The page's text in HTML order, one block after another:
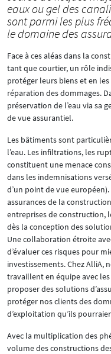
eaux ou gel des
sont parmi les plus
le domaine des
Face à ces aléas dans la
tant que courtier, un rôle
protéger leurs biens et en
réparation des dommages.
préservation de l’eau via sa
de vue assurantiel.
Les bâtiments sont
l’eau. Les infiltrations, les
constituent une menace
dans les indemnisations
d’un point de vue
assurances de la
entreprises de construction,
dès la conception des
Une collaboration étroite
d’évaluer ces risques pour
investissements. Chez AlliA,
travaillent en équipe avec
proposer des solutions
protéger nos clients des
d’exploitation qu’ils
Avec la multiplication des
volume des constructions